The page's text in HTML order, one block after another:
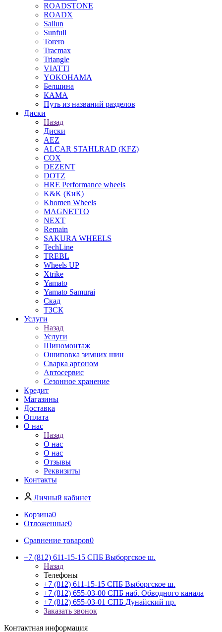
ROADSTONE
ROADX
Sailun
Sunfull
Torero
Tracmax
Triangle
VIATTI
YOKOHAMA
Белшина
КАМА
Путь из названий разделов
Диски
Назад
Диски
AEZ
ALCAR STAHLRAD (KFZ)
COX
DEZENT
DOTZ
HRE Performance wheels
K&K (КиК)
Khomen Wheels
MAGNETTO
NEXT
Remain
SAKURA WHEELS
TechLine
TREBL
Wheels UP
Xtrike
Yamato
Yamato Samurai
Скад
ТЗСК
Услуги
Назад
Услуги
Шиномонтаж
Ошиповка зимних шин
Сварка аргоном
Автосервис
Сезонное хранение
Кредит
Магазины
Доставка
Оплата
О нас
Назад
О нас
О нас
Отзывы
Реквизиты
Контакты
Личный кабинет
Корзина0
Отложенные0
Сравнение товаров0
+7 (812) 611-15-15 СПБ Выборгское ш.
Назад
Телефоны
+7 (812) 611-15-15 СПБ Выборгское ш.
+7 (812) 655-03-00 СПБ наб. Обводного канала
+7 (812) 655-03-01 СПБ Дунайский пр.
Заказать звонок
Контактная информация